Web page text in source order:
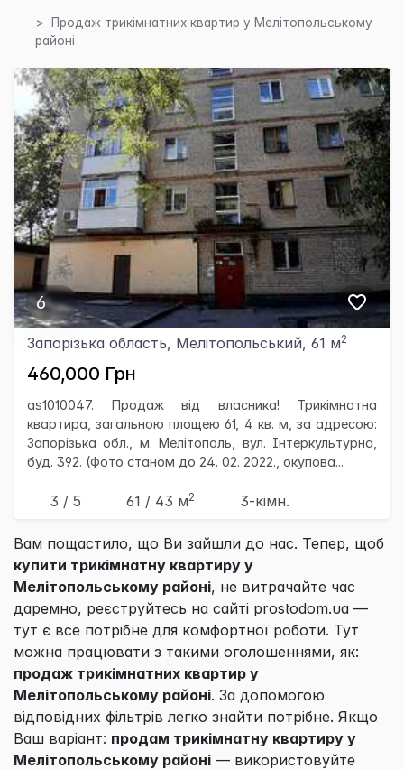
Продаж трикімнатних квартир у Мелітопольському
районі
6
Запорізька область, Мелітопольський, 61 м2
460,000 Грн
as1010047. Продаж від власника! Трикімнатна
квартира, загальною площею 61, 4 кв. м, за адресою:
Запорізька обл., м. Мелітополь, вул. Інтеркультурна,
буд. 392. (Фото станом до 24. 02. 2022., окупова...
3 / 5 61 / 43 м2 3-кімн.
Вам пощастило, що Ви зайшли до нас. Тепер, щоб
купити трикімнатну квартиру у
Мелітопольському районі, не витрачайте час
даремно, реєструйтесь на сайті prostodom.ua —
тут є все потрібне для комфортної роботи. Тут
можна працювати з такими оголошеннями, як:
продаж трикімнатних квартир у
Мелітопольському районі. За допомогою
відповідних фільтрів легко знайти потрібне. Якщо
Ваш варіант: продам трикімнатну квартиру у
Мелітопольському районі — використовуйте